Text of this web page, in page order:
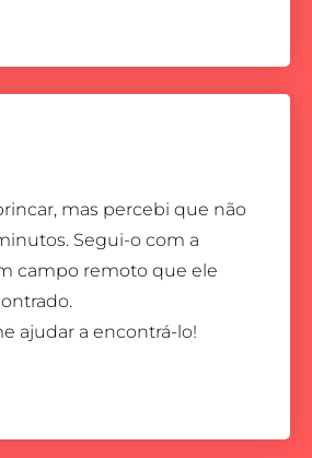
mas percebi que não
Segui-o com a
campo remoto que ele
ajudar a encontrá-lo!